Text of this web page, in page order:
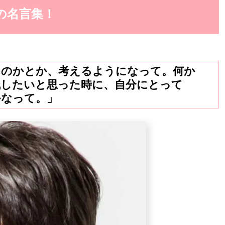
言集！
かとか、考えるようになって。何か
たいと思った時に、自分にとって
って。」